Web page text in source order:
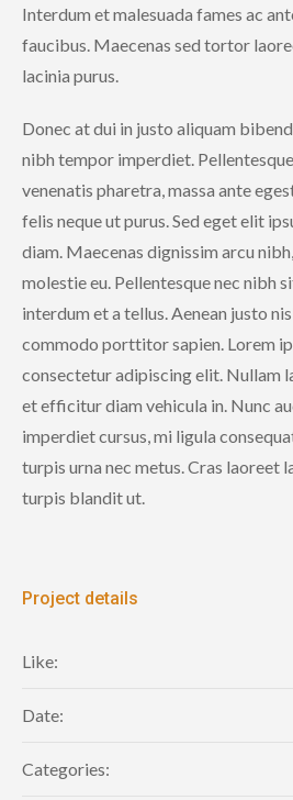
Interdum et malesuada fames ac
faucibus. Maecenas sed tortor
lacinia purus.
Donec at dui in justo aliquam
nibh tempor imperdiet.
venenatis pharetra, massa ante
felis neque ut purus. Sed eget elit
diam. Maecenas dignissim arcu
molestie eu. Pellentesque nec nibh
interdum et a tellus. Aenean justo
commodo porttitor sapien. Lorem
consectetur adipiscing elit. Nullam
et efficitur diam vehicula in. Nunc
imperdiet cursus, mi ligula
turpis urna nec metus. Cras laoreet
turpis blandit ut.
Project details
Like:
Date:
Categories: